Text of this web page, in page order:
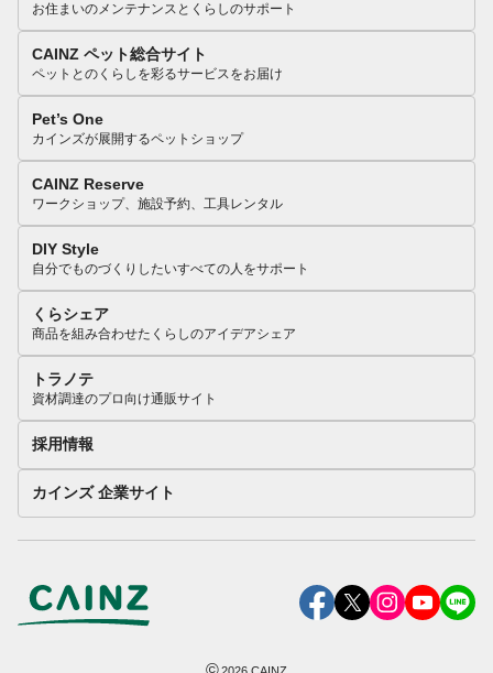
お住まいのメンテナンスとくらしのサポート
CAINZ ペット総合サイト
ペットとのくらしを彩るサービスをお届け
Pet’s One
カインズが展開するペットショップ
CAINZ Reserve
ワークショップ、施設予約、工具レンタル
DIY Style
自分でものづくりしたいすべての人をサポート
くらシェア
商品を組み合わせたくらしのアイデアシェア
トラノテ
資材調達のプロ向け通販サイト
採用情報
カインズ 企業サイト